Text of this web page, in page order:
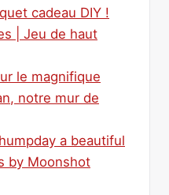
cadeau DIY !
| Jeu de haut
le magnifique
notre mur de
a beautiful
by Moonshot